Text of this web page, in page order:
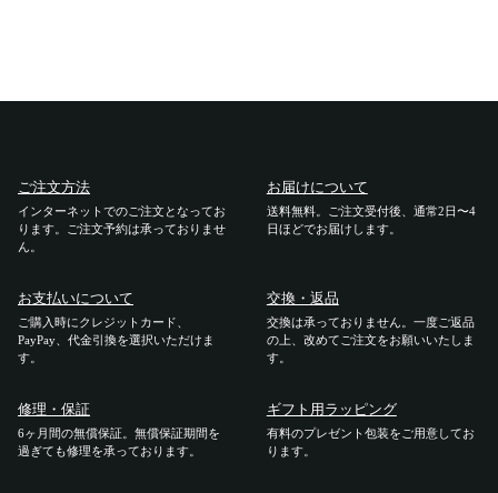
お客様の声
ご利用ガイド
ご注文方法
お届けについて
ご注文方法
インターネットでのご注文となってお
ります。ご注文予約は承っておりませ
ん。
お届けについて
送料無料。ご注文受付後、通常2日〜4
日ほどでお届けします。
お支払いについて
ご購入時にクレジットカード、
PayPay、代金引換を選択いただけま
す。
交換・返品
交換は承っておりません。一度ご返品
の上、改めてご注文をお願いいたしま
す。
修理・保証
6ヶ月間の無償保証。無償保証期間を
過ぎても修理を承っております。
ギフト用ラッピング
有料のプレゼント包装をご用意してお
ります。